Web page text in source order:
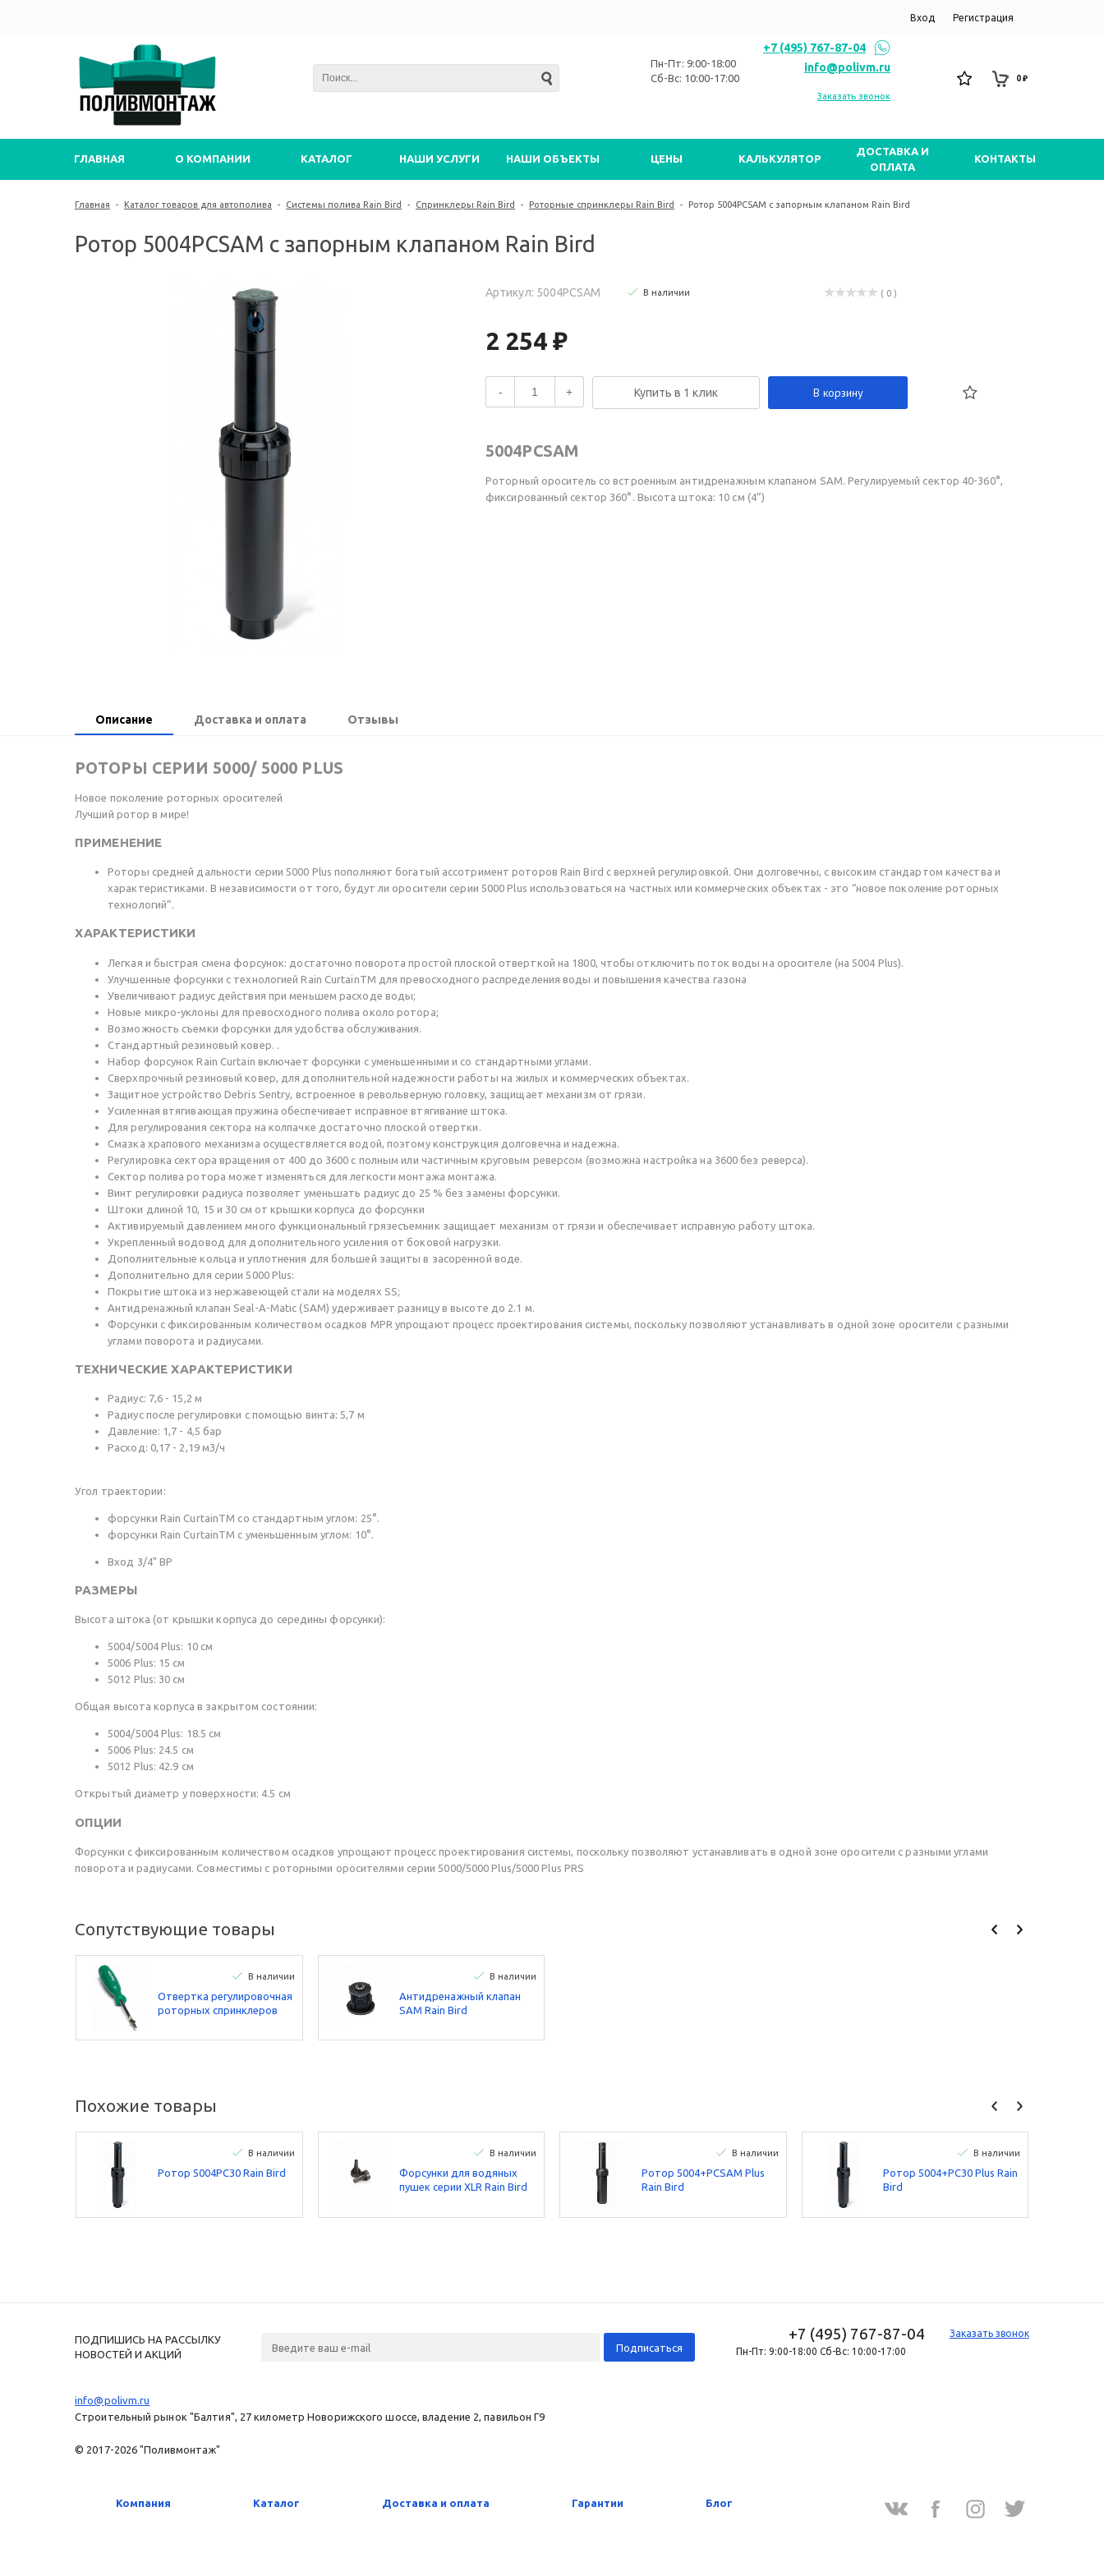
Вход Регистрация
Пн-Пт: 9:00-18:00
Сб-Вс: 10:00-17:00
+7 (495) 767-87-04
info@polivm.ru
Заказать звонок
0 ₽
ГЛАВНАЯ О КОМПАНИИ КАТАЛОГ НАШИ УСЛУГИ НАШИ ОБЪЕКТЫ ЦЕНЫ КАЛЬКУЛЯТОР
ДОСТАВКА И
ОПЛАТА
КОНТАКТЫ
Главная - Каталог товаров для автополива - Системы полива Rain Bird - Спринклеры Rain Bird - Роторные спринклеры Rain Bird - Ротор 5004PCSAM с запорным клапаном Rain Bird
Ротор 5004PCSAM с запорным клапаном Rain Bird
Артикул: 5004PCSAM В наличии ( 0 )
2 254 ₽
- + Купить в 1 клик В корзину
5004PCSAM
Роторный ороситель со встроенным антидренажным клапаном SAM. Регулируемый сектор 40-360°,
фиксированный сектор 360°. Высота штока: 10 см (4”)
Описание Доставка и оплата Отзывы
РОТОРЫ СЕРИИ 5000/ 5000 PLUS
Новое поколение роторных оросителей
Лучший ротор в мире!
ПРИМЕНЕНИЕ
Роторы средней дальности серии 5000 Plus пополняют богатый ассотримент роторов Rain Bird с верхней регулировкой. Они долговечны, с высоким стандартом качества и
характеристиками. В независимости от того, будут ли оросители серии 5000 Plus использоваться на частных или коммерческих объектах - это “новое поколение роторных
технологий”.
ХАРАКТЕРИСТИКИ
Легкая и быстрая смена форсунок: достаточно поворота простой плоской отверткой на 1800, чтобы отключить поток воды на оросителе (на 5004 Plus).
Улучшенные форсунки с технологией Rain CurtainTM для превосходного распределения воды и повышения качества газона
Увеличивают радиус действия при меньшем расходе воды;
Новые микро-уклоны для превосходного полива около ротора;
Возможность съемки форсунки для удобства обслуживания.
Стандартный резиновый ковер. .
Набор форсунок Rain Curtain включает форсунки с уменьшенными и со стандартными углами.
Сверхпрочный резиновый ковер, для дополнительной надежности работы на жилых и коммерческих объектах.
Защитное устройство Debris Sentry, встроенное в револьверную головку, защищает механизм от грязи.
Усиленная втягивающая пружина обеспечивает исправное втягивание штока.
Для регулирования сектора на колпачке достаточно плоской отвертки.
Смазка храпового механизма осуществляется водой, поэтому конструкция долговечна и надежна.
Регулировка сектора вращения от 400 до 3600 с полным или частичным круговым реверсом (возможна настройка на 3600 без реверса).
Сектор полива ротора может изменяться для легкости монтажа монтажа.
Винт регулировки радиуса позволяет уменьшать радиус до 25 % без замены форсунки.
Штоки длиной 10, 15 и 30 см от крышки корпуса до форсунки
Активируемый давлением много функциональный грязесъемник защищает механизм от грязи и обеспечивает исправную работу штока.
Укрепленный водовод для дополнительного усиления от боковой нагрузки.
Дополнительные кольца и уплотнения для большей защиты в засоренной воде.
Дополнительно для серии 5000 Plus:
Покрытие штока из нержавеющей стали на моделях SS;
Антидренажный клапан Seal-A-Matic (SAM) удерживает разницу в высоте до 2.1 м.
Форсунки с фиксированным количеством осадков MPR упрощают процесс проектирования системы, поскольку позволяют устанавливать в одной зоне оросители с разными
углами поворота и радиусами.
ТЕХНИЧЕСКИЕ ХАРАКТЕРИСТИКИ
Радиус: 7,6 - 15,2 м
Радиус после регулировки с помощью винта: 5,7 м
Давление: 1,7 - 4,5 бар
Расход: 0,17 - 2,19 м3/ч
Угол траектории:
форсунки Rain CurtainTM со стандартным углом: 25°.
форсунки Rain CurtainTM с уменьшенным углом: 10°.
Вход 3/4" ВР
РАЗМЕРЫ
Высота штока (от крышки корпуса до середины форсунки):
5004/5004 Plus: 10 см
5006 Plus: 15 см
5012 Plus: 30 см
Общая высота корпуса в закрытом состоянии:
5004/5004 Plus: 18.5 см
5006 Plus: 24.5 см
5012 Plus: 42.9 см
Открытый диаметр у поверхности: 4.5 см
ОПЦИИ
Форсунки с фиксированным количеством осадков упрощают процесс проектирования системы, поскольку позволяют устанавливать в одной зоне оросители с разными углами
поворота и радиусами. Совместимы с роторными оросителями серии 5000/5000 Plus/5000 Plus PRS
Сопутствующие товары
В наличии
Отвертка регулировочная
роторных спринклеров
В наличии
Антидренажный клапан
SAM Rain Bird
Похожие товары
В наличии
Ротор 5004PC30 Rain Bird
В наличии
Форсунки для водяных
пушек серии XLR Rain Bird
В наличии
Ротор 5004+PCSAM Plus
Rain Bird
В наличии
Ротор 5004+PC30 Plus Rain
Bird
ПОДПИШИСЬ НА РАССЫЛКУ
НОВОСТЕЙ И АКЦИЙ
+7 (495) 767-87-04
Заказать звонок
Пн-Пт: 9:00-18:00 Сб-Вс: 10:00-17:00
info@polivm.ru
Строительный рынок "Балтия", 27 километр Новорижского шоссе, владение 2, павильон Г9
© 2017-2026 "Поливмонтаж"
Компания Каталог Доставка и оплата Гарантии Блог